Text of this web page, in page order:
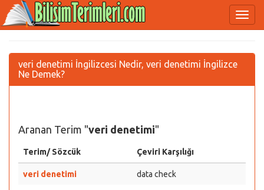
veri denetimi İngilizcesi Nedir, veri denetimi İngilizce
Ne Demek?
Aranan Terim "veri denetimi"
Terim/ Sözcük Çeviri Karşılığı
veri denetimi data check